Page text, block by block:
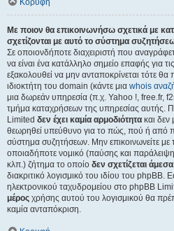
Κορυφή
Με ποιον θα επικοινωνήσω σχετικά με
σχετίζονται με αυτό το σύστημα
Σε οποιονδήποτε διαχειριστή που
να είναι ένα κατάλληλο σημείο επαφής για
εξακολουθεί να μην ανταποκρίνεται τότε θα
ιδιοκτήτη του domain (κάντε μια whois
μια δωρεάν υπηρεσία (π.χ. Yahoo !, free.fr,
τμήμα καταχρήσεων της υπηρεσίας αυτής.
Limited δεν έχει καμία αρμοδιότητα και
θεωρηθεί υπεύθυνο για το πώς, πού ή από
σύστημα συζητήσεων. Μην επικοινωνείτε
οποιαδήποτε νομικό (παύσης και
κλπ.) ζήτημα το οποίο δεν σχετίζεται άμεσα
διακριτικό λογισμικό του ιδίου του phpBB.
ηλεκτρονικού ταχυδρομείου στο phpBB
μέρος χρήσης αυτού του λογισμικού θα
καμία ανταπόκριση.